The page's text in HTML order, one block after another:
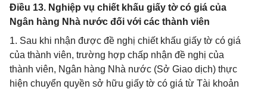
Điều 13. Nghiệp vụ chiết khấu giấy tờ có giá của
Ngân hàng Nhà nước đối với các thành viên
1. Sau khi nhận được đề nghị chiết khấu giấy tờ có giá
của thành viên, trường hợp chấp nhận đề nghị của
thành viên, Ngân hàng Nhà nước (Sở Giao dịch) thực
hiện chuyển quyền sở hữu giấy tờ có giá từ Tài khoản